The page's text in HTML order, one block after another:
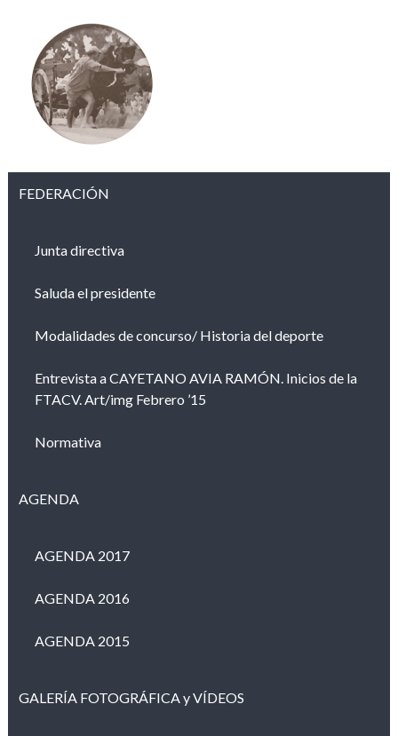
FEDERACIÓN
Junta directiva
Saluda el presidente
Modalidades de concurso/ Historia del deporte
Entrevista a CAYETANO AVIA RAMÓN. Inicios de la
FTACV. Art/img Febrero ’15
Normativa
AGENDA
AGENDA 2017
AGENDA 2016
AGENDA 2015
GALERÍA FOTOGRÁFICA y VÍDEOS